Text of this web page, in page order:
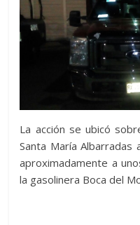
La acción se ubicó
Santa María Albarradas
aproximadamente a
la gasolinera Boca del